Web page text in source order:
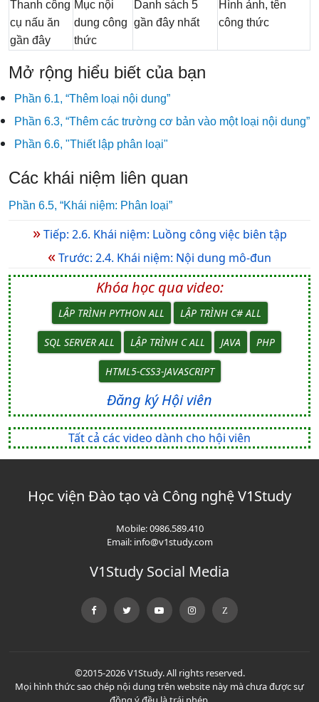
Thanh công
cụ nấu ăn
gần đây
Mục nội
dung công
thức
Danh sách 5
gần đây nhất
Hình ảnh, tên
công thức
Mở rộng hiểu biết của bạn
Phần 6.1, “Thêm loại nội dung”
Phần 6.3, “Thêm các trường cơ bản vào một loại nội dung”
Phần 6.6, "Thiết lập phân loại"
Các khái niệm liên quan
Phần 6.5, “Khái niệm: Phân loại”
»Tiếp: 2.6. Khái niệm: Luồng công việc biên tập
«Trước: 2.4. Khái niệm: Nội dung mô-đun
Khóa học qua video:
LẬP TRÌNH PYTHON ALL LẬP TRÌNH C# ALL
SQL SERVER ALL LẬP TRÌNH C ALL JAVA PHP
HTML5-CSS3-JAVASCRIPT
Đăng ký Hội viên
Tất cả các video dành cho hội viên
Học viện Đào tạo và Công nghệ V1Study
Mobile:0986.589.410
Email: info@v1study.com
V1Study Social Media
©2015-2026 V1Study. All rights reserved.
Mọi hình thức sao chép nội dung trên website này mà chưa được sự